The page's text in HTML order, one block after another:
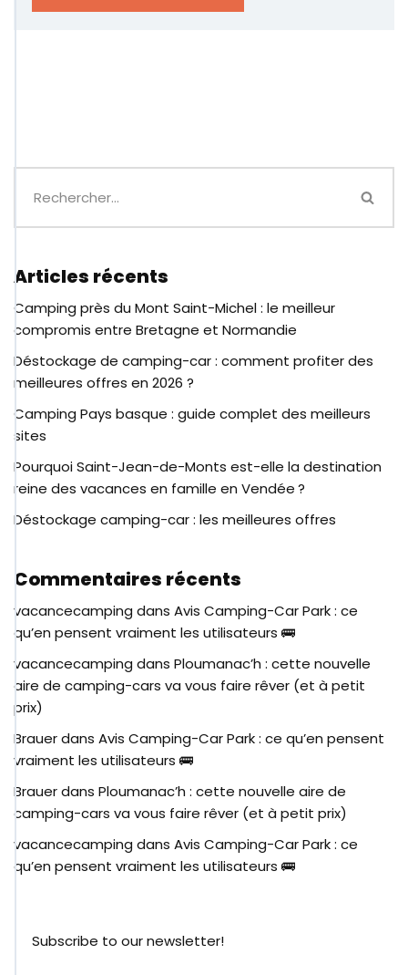
Articles récents
Camping près du Mont Saint-Michel : le meilleur
compromis entre Bretagne et Normandie
Déstockage de camping-car : comment profiter des
meilleures offres en 2026 ?
Camping Pays basque : guide complet des meilleurs
sites
Pourquoi Saint-Jean-de-Monts est-elle la destination
reine des vacances en famille en Vendée ?
Déstockage camping-car : les meilleures offres
Commentaires récents
vacancecamping dans Avis Camping-Car Park : ce
qu’en pensent vraiment les utilisateurs 🚌
vacancecamping dans Ploumanac’h : cette nouvelle
aire de camping-cars va vous faire rêver (et à petit
prix)
Brauerdans Avis Camping-Car Park : ce qu’en pensent
vraiment les utilisateurs 🚌
Brauerdans Ploumanac’h : cette nouvelle aire de
camping-cars va vous faire rêver (et à petit prix)
vacancecamping dans Avis Camping-Car Park : ce
qu’en pensent vraiment les utilisateurs 🚌
Subscribe to our newsletter!